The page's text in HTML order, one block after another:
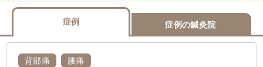
症例 症例の鍼灸院
背部痛 腰痛